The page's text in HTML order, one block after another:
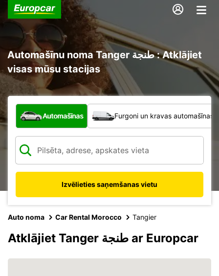
Automašīnu noma Tanger طنجة : Atklājiet
visas mūsu stacijas
Kāda veida transportlīdzeklis?
Automašīnas Furgoni un kravas automašīnas
Izvēlieties saņemšanas vietu
Auto noma Car Rental Morocco Tangier
Atklājiet Tanger طنجة ar Europcar